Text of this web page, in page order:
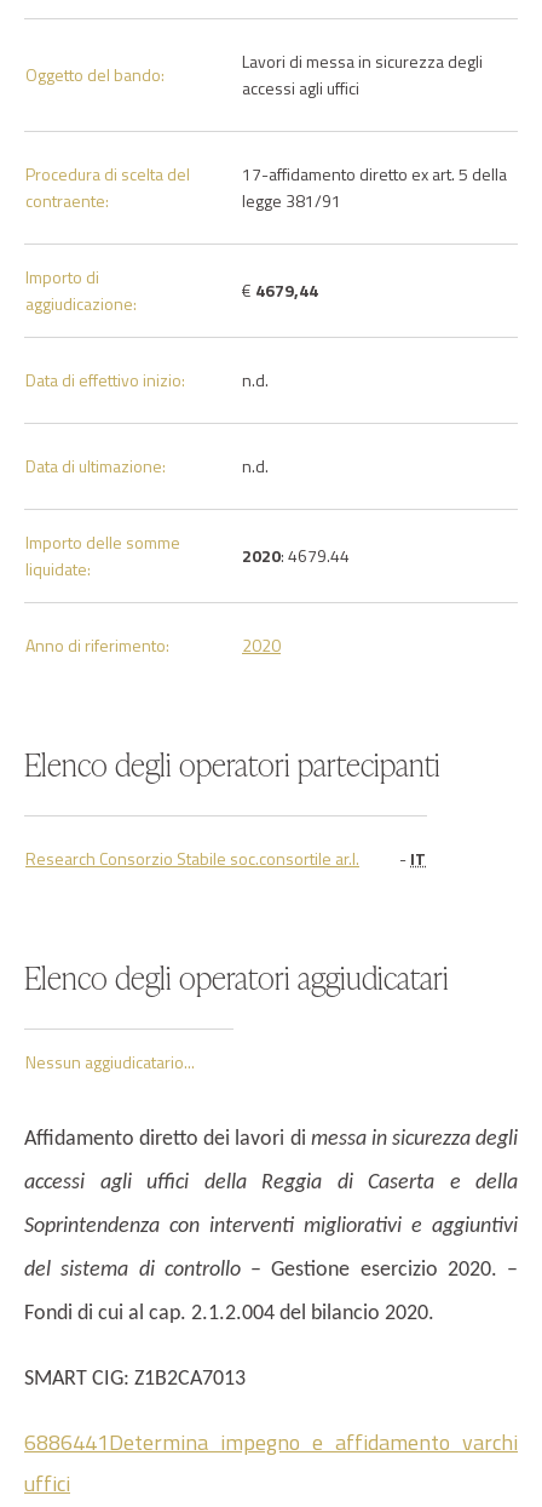
Oggetto del bando:
Lavori di messa in sicurezza degli
accessi agli uffici
Procedura di scelta del
contraente:
17-affidamento diretto ex art. 5 della
legge 381/91
Importo di
aggiudicazione:
€ 4679,44
Data di effettivo inizio: n.d.
Data di ultimazione: n.d.
Importo delle somme
liquidate:
2020: 4679.44
Anno di riferimento: 2020
Elenco degli operatori partecipanti
Research Consorzio Stabile soc.consortile ar.l. -IT
Elenco degli operatori aggiudicatari
Nessun aggiudicatario...
Affidamento diretto dei lavori di messa in sicurezza degli
accessi agli uffici della Reggia di Caserta e della
Soprintendenza con interventi migliorativi e aggiuntivi
del sistema di controllo– Gestione esercizio 2020. –
Fondi di cui al cap. 2.1.2.004 del bilancio 2020.
SMART CIG: Z1B2CA7013
6886441Determina impegno e affidamento varchi
uffici